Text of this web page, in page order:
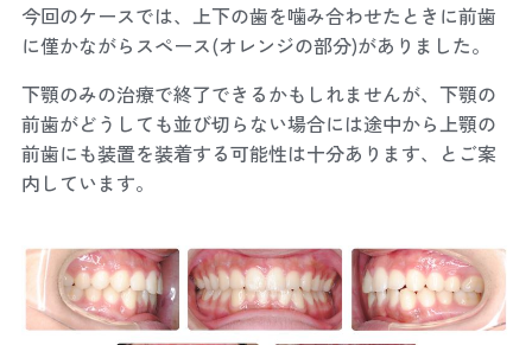
今回のケースでは、上下の歯を噛み合わせたときに前歯
に僅かながらスペース(オレンジの部分)がありました。
下顎のみの治療で終了できるかもしれませんが、下顎の
前歯がどうしても並び切らない場合には途中から上顎の
前歯にも装置を装着する可能性は十分あります、とご案
内しています。